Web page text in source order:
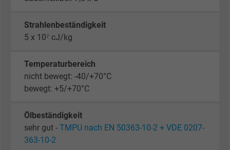
Strahlenbeständigkeit
5 x 10⁷ cJ/kg
Temperaturbereich
nicht bewegt: -40/+70°C
bewegt: +5/+70°C
Ölbeständigkeit
sehr gut - TMPU nach EN 50363-10-2 + VDE 0207-
363-10-2